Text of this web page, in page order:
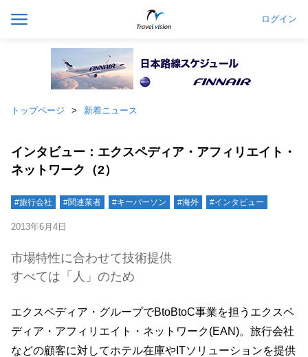
ログイン
トップページ 新着ニュース
インタビュー：エクスペディア・アフィリエイト・
ネットワーク（2）
#旅行会社 #関連業者 #キーパーソン #海外 #インタビュー
2013年6月4日
市場特性に合わせて技術提供
すべては「人」のため
エクスペディア・グループでBtoBtoC事業を担うエクスペ
ディア・アフィリエイト・ネットワーク(EAN)。旅行会社
などの顧客に対してホテル在庫やITソリューションを提供